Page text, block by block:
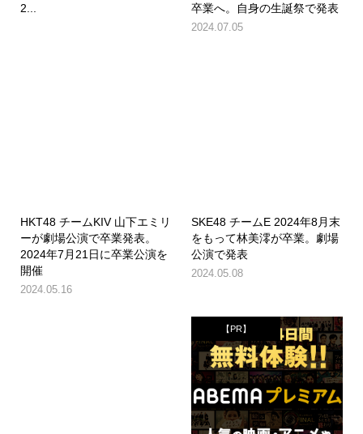
2...
卒業へ。自身の生誕祭で発表
2024.07.05
HKT48 チームKIV 山下エミリ
ーが劇場公演で卒業発表。
2024年7月21日に卒業公演を
開催
2024.05.16
SKE48 チームE 2024年8月末
をもって林美澪が卒業。劇場
公演で発表
2024.05.08
【PR】